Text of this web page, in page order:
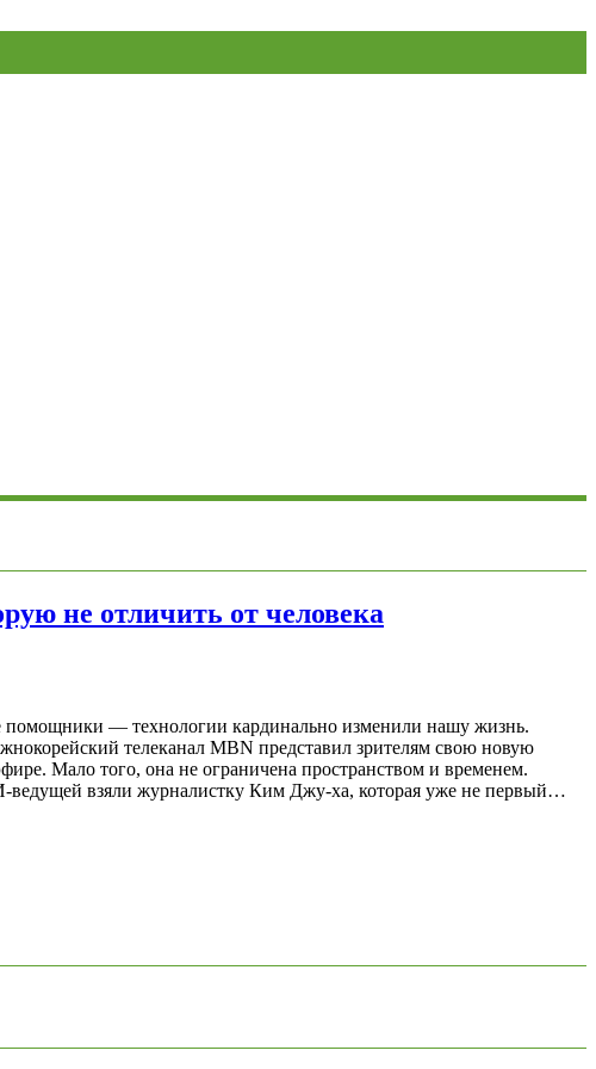
не отличить от человека
помощники — технологии кардинально изменили нашу жизнь.
телеканал MBN представил зрителям свою новую
Мало того, она не ограничена пространством и временем.
ведущей взяли журналистку Ким Джу-ха, которая уже не первый…